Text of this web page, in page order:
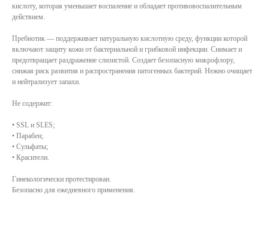
кислоту, которая уменьшает воспаление и обладает противовоспалительным
действием.
Пребиотик — поддерживает натуральную кислотную среду, функции которой
включают защиту кожи от бактериальной и грибковой инфекции. Снимает и
предотвращает раздражение слизистой. Создает безопасную микрофлору,
снижая риск развития и распространения патогенных бактерий. Нежно очищает
и нейтрализует запахи.
Не содержит:
• SSL и SLES;
• Парабен;
• Сульфаты;
• Красители.
Гинекологически протестирован.
Безопасно для ежедневного применения.